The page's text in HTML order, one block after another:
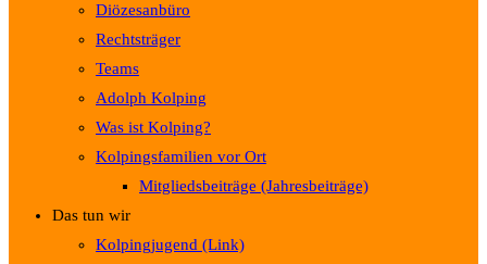
Diözesanbüro
Rechtsträger
Teams
Adolph Kolping
Was ist Kolping?
Kolpingsfamilien vor Ort
Mitgliedsbeiträge (Jahresbeiträge)
Das tun wir
Kolpingjugend (Link)